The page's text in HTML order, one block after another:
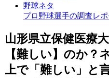
野球ネタ
プロ野球選手の調査レ
山形県立保健医療
【難しい】のか？
上で「難しい」と